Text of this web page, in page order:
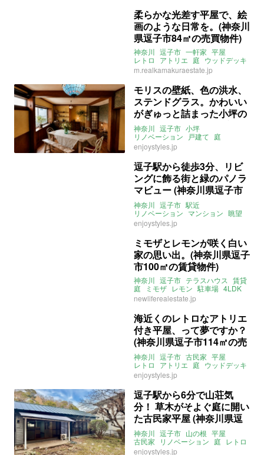
柔らかな光差す平屋で、絵
画のような日常を。(神奈川
県逗子市84㎡の売買物件)
神奈川 逗子市 一軒家 平屋
レトロ
アトリエ 庭 ウッドデッキ
売買
m.realkamakuraestate.jp
モリスの壁紙、色の洪水、
ステンドグラス。かわいい
がぎゅっと詰まった小坪の
戸建て (神奈川県逗子市135
㎡の売買物件)
神奈川 逗子市 小坪
リノベーション
戸建て 庭
ウィリアム・モリス
駐車場
4SLDK
enjoystyles.jp
逗子駅から徒歩3分、リビ
ングに飾る街と緑のパノラ
マビュー (神奈川県逗子市
84㎡の賃貸物件)
神奈川 逗子市 駅近
リノベーション マンション 眺望
海近 無垢床
3LDK
賃貸
enjoystyles.jp
ミモザとレモンが咲く白い
家の思い出。(神奈川県逗子
市100㎡の賃貸物件)
神奈川 逗子市 テラスハウス 賃貸
庭
ミモザ レモン 駐車場 4LDK
賃貸
newliferealestate.jp
海近くのレトロなアトリエ
付き平屋、って夢ですか？
(神奈川県逗子市114㎡の売
買物件)
神奈川 逗子市 古民家 平屋
レトロ
アトリエ 庭 ウッドデッキ
借地 売買 賃貸
enjoystyles.jp
逗子駅から6分で山荘気
分！ 草木がそよぐ庭に開い
た古民家平屋 (神奈川県逗
子市65㎡の賃貸物件)
神奈川 逗子市 山の根 平屋
古民家
リノベーション 庭 レトロ
駅近 賃貸 賃貸
enjoystyles.jp